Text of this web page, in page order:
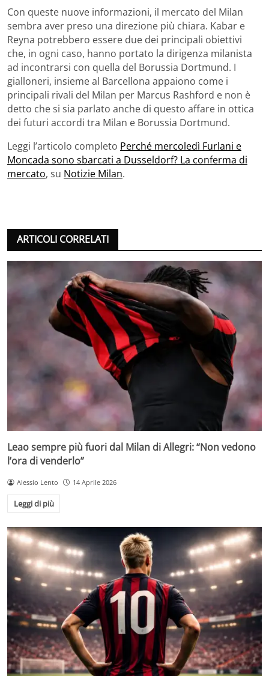
Con queste nuove informazioni, il mercato del Milan
sembra aver preso una direzione più chiara. Kabar e
Reyna potrebbero essere due dei principali obiettivi
che, in ogni caso, hanno portato la dirigenza milanista
ad incontrarsi con quella del Borussia Dortmund. I
gialloneri, insieme al Barcellona appaiono come i
principali rivali del Milan per Marcus Rashford e non è
detto che si sia parlato anche di questo affare in ottica
dei futuri accordi tra Milan e Borussia Dortmund.
Leggi l’articolo completo Perché mercoledì Furlani e
Moncada sono sbarcati a Dusseldorf? La conferma di
mercato, su Notizie Milan.
ARTICOLI CORRELATI
Leao sempre più fuori dal Milan di Allegri: “Non vedono
l’ora di venderlo”
Alessio Lento 14 Aprile 2026
Leggi di più